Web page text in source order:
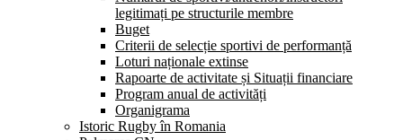
legitimați pe structurile membre
Buget
Criterii de selecție sportivi de performanță
Loturi naționale extinse
Rapoarte de activitate și Situații financiare
Program anual de activități
Organigrama
Istoric Rugby în Romania